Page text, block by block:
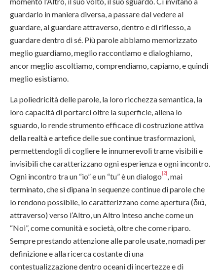
guardarlo in maniera diversa, a passare dal vedere al
guardare, al guardare attraverso, dentro e di riflesso, a
guardare dentro di sé. Più parole abbiamo memorizzato
meglio guardiamo, meglio raccontiamo e dialoghiamo,
ancor meglio ascoltiamo, comprendiamo, capiamo, e quindi
meglio esistiamo.
La poliedricità delle parole, la loro ricchezza semantica, la
loro capacità di portarci oltre la superficie, allena lo
sguardo, lo rende strumento efficace di costruzione attiva
della realtà e artefice delle sue continue trasformazioni,
permettendogli di cogliere le innumerevoli trame visibili e
invisibili che caratterizzano ogni esperienza e ogni incontro.
Ogni incontro tra un “io” e un “tu” è un dialogo[2], mai
terminato, che si dipana in sequenze continue di parole che
lo rendono possibile, lo caratterizzano come apertura (διά,
attraverso) verso l’Altro, un Altro inteso anche come un
“Noi”, come comunità e società, oltre che come riparo.
Sempre prestando attenzione alle parole usate, nomadi per
definizione e alla ricerca costante di una
contestualizzazione dentro oceani di incertezze e di